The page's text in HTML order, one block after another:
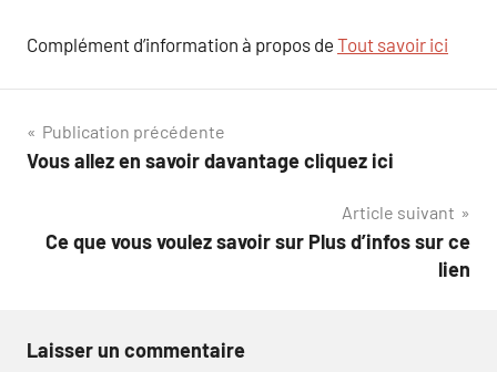
Complément d’information à propos de Tout savoir ici
Navigation
de
Publication précédente
Vous allez en savoir davantage cliquez ici
Article suivant
Ce que vous voulez savoir sur Plus d’infos sur ce
lien
Laisser un commentaire